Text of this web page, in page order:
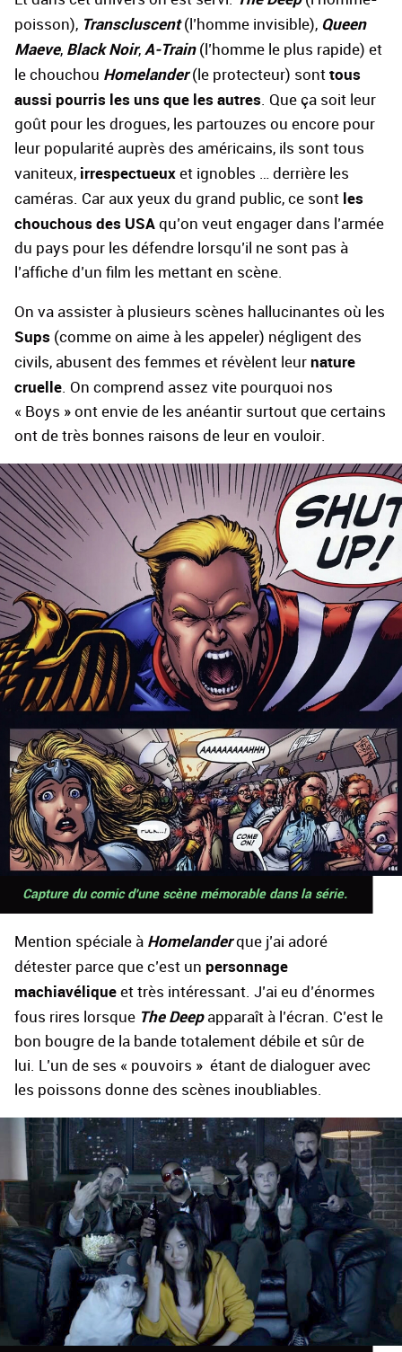
poisson), Transcluscent(l’homme invisible), Queen
Maeve, Black Noir, A-Train(l’homme le plus rapide) et
le chouchou Homelander(le protecteur) sont tous
aussi pourris les uns que les autres. Que ça soit leur
goût pour les drogues, les partouzes ou encore pour
leur popularité auprès des américains, ils sont tous
vaniteux, irrespectueux et ignobles … derrière les
caméras. Car aux yeux du grand public, ce sont les
chouchous des USA qu’on veut engager dans l’armée
du pays pour les défendre lorsqu’il ne sont pas à
l’affiche d’un film les mettant en scène.
On va assister à plusieurs scènes hallucinantes où les
Sups (comme on aime à les appeler) négligent des
civils, abusent des femmes et révèlent leur nature
cruelle. On comprend assez vite pourquoi nos
« Boys » ont envie de les anéantir surtout que certains
ont de très bonnes raisons de leur en vouloir.
Capture du comic d'une scène mémorable dans la série.
Mention spéciale à Homelanderque j’ai adoré
détester parce que c’est un personnage
machiavélique et très intéressant. J’ai eu d’énormes
fous rires lorsque The Deepapparaît à l’écran. C’est le
bon bougre de la bande totalement débile et sûr de
lui. L’un de ses « pouvoirs » étant de dialoguer avec
les poissons donne des scènes inoubliables.